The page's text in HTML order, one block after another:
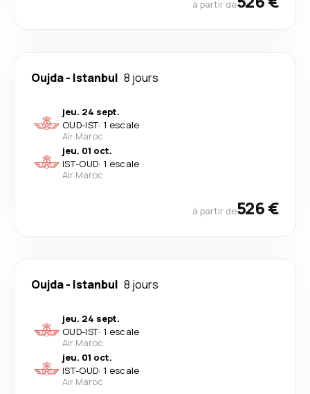
à partir de
Oujda- Istanbul 8 jours
jeu. 24 sept.
OUD-IST· 1 escale
Air Maroc
jeu. 01 oct.
IST-OUD· 1 escale
Air Maroc
à partir de526 €
Oujda- Istanbul 8 jours
jeu. 24 sept.
OUD-IST· 1 escale
Air Maroc
jeu. 01 oct.
IST-OUD· 1 escale
Air Maroc